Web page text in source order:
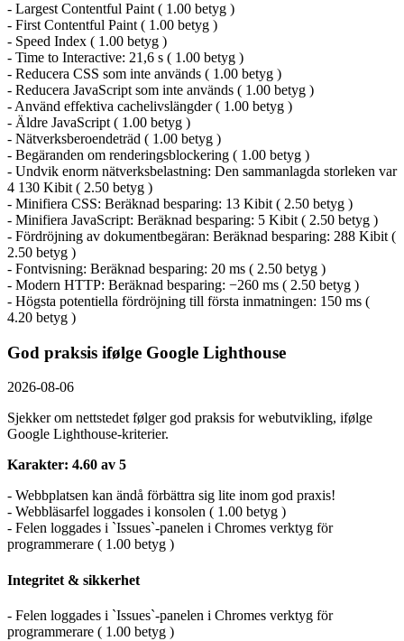
- Largest Contentful Paint ( 1.00 betyg )
- First Contentful Paint ( 1.00 betyg )
- Speed Index ( 1.00 betyg )
- Time to Interactive: 21,6 s ( 1.00 betyg )
- Reducera CSS som inte används ( 1.00 betyg )
- Reducera JavaScript som inte används ( 1.00 betyg )
- Använd effektiva cachelivslängder ( 1.00 betyg )
- Äldre JavaScript ( 1.00 betyg )
- Nätverksberoendeträd ( 1.00 betyg )
- Begäranden om renderingsblockering ( 1.00 betyg )
- Undvik enorm nätverksbelastning: Den sammanlagda storleken var
4 130 Kibit ( 2.50 betyg )
- Minifiera CSS: Beräknad besparing: 13 Kibit ( 2.50 betyg )
- Minifiera JavaScript: Beräknad besparing: 5 Kibit ( 2.50 betyg )
- Fördröjning av dokumentbegäran: Beräknad besparing: 288 Kibit (
2.50 betyg )
- Fontvisning: Beräknad besparing: 20 ms ( 2.50 betyg )
- Modern HTTP: Beräknad besparing: −260 ms ( 2.50 betyg )
- Högsta potentiella fördröjning till första inmatningen: 150 ms (
4.20 betyg )
God praksis ifølge Google Lighthouse
2026-08-06
Sjekker om nettstedet følger god praksis for webutvikling, ifølge
Google Lighthouse-kriterier.
Karakter: 4.60 av 5
- Webbplatsen kan ändå förbättra sig lite inom god praxis!
- Webbläsarfel loggades i konsolen ( 1.00 betyg )
- Felen loggades i `Issues`-panelen i Chromes verktyg för
programmerare ( 1.00 betyg )
Integritet & sikkerhet
- Felen loggades i `Issues`-panelen i Chromes verktyg för
programmerare ( 1.00 betyg )